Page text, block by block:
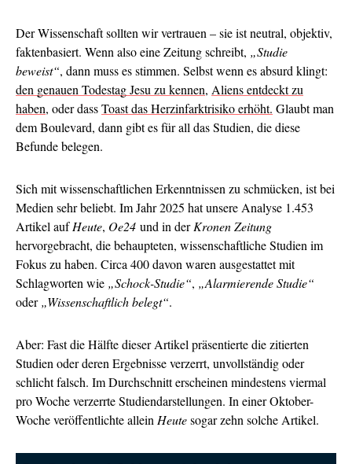
Der Wissenschaft sollten wir vertrauen – sie ist neutral, objektiv,
faktenbasiert. Wenn also eine Zeitung schreibt, „Studie
beweist“, dann muss es stimmen. Selbst wenn es absurd klingt:
den genauen Todestag Jesu zu kennen, Aliens entdeckt zu
haben, oder dassToast das Herzinfarktrisiko erhöht. Glaubt man
dem Boulevard, dann gibt es für all das Studien, die diese
Befunde belegen.
Sich mit wissenschaftlichen Erkenntnissen zu schmücken, ist bei
Medien sehr beliebt. Im Jahr 2025 hat unsere Analyse 1.453
Artikel aufHeute, Oe24 und in derKronen Zeitung
hervorgebracht, die behaupteten, wissenschaftliche Studien im
Fokus zu haben. Circa 400 davon waren ausgestattet mit
Schlagworten wie „Schock-Studie“, „Alarmierende Studie“
oder„Wissenschaftlich belegt“.
Aber: Fast die Hälfte dieser Artikel präsentierte die zitierten
Studien oder deren Ergebnisse verzerrt, unvollständig oder
schlicht falsch. Im Durchschnitt erscheinen mindestens viermal
pro Woche verzerrte Studiendarstellungen. In einer Oktober-
Woche veröffentlichte allein Heutesogar zehn solche Artikel.